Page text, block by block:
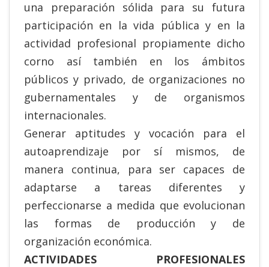
una preparación sólida para su futura
participación en la vida pública y en la
actividad profesional propiamente dicho
corno así también en los ámbitos
públicos y privado, de organizaciones no
gubernamentales y de organismos
internacionales.
Generar aptitudes y vocación para el
autoaprendizaje por sí mismos, de
manera continua, para ser capaces de
adaptarse a tareas diferentes y
perfeccionarse a medida que evolucionan
las formas de producción y de
organización económica.
ACTIVIDADES PROFESIONALES